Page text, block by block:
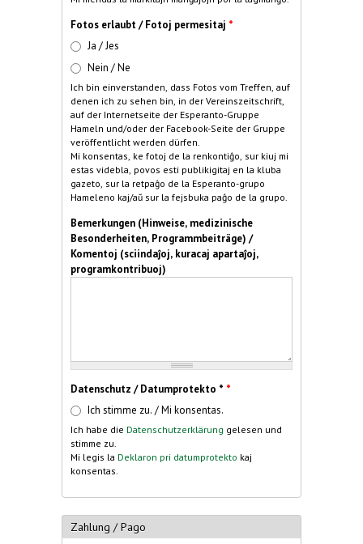
Fotos erlaubt / Fotoj permesitaj *
Ja / Jes
Nein / Ne
Ich bin einverstanden, dass Fotos vom Treffen, auf
denen ich zu sehen bin, in der Vereinszeitschrift,
auf der Internetseite der Esperanto-Gruppe
Hameln und/oder der Facebook-Seite der Gruppe
veröffentlicht werden dürfen.
Mi konsentas, ke fotoj de la renkontiĝo, sur kiuj mi
estas videbla, povos esti publikigitaj en la kluba
gazeto, sur la retpaĝo de la Esperanto-grupo
Hameleno kaj/aŭ sur la fejsbuka paĝo de la grupo.
Bemerkungen (Hinweise, medizinische
Besonderheiten, Programmbeiträge) /
Komentoj (sciindaĵoj, kuracaj apartaĵoj,
programkontribuoj)
Datenschutz / Datumprotekto * *
Ich stimme zu. / Mi konsentas.
Ich habe die Datenschutzerklärung gelesen und
stimme zu.
Mi legis la Deklaron pri datumprotekto kaj
konsentas.
Zahlung / Pago